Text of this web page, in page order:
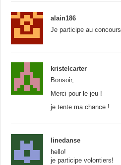
alain186
Je participe au concours
kristelcarter
Bonsoir,
Merci pour le jeu !
je tente ma chance !
linedanse
hello!
je participe volontiers!